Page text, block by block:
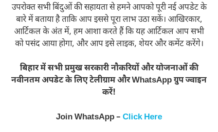
उपरोक्त सभी बिंदुओं की सहायता से हमने आपको पूरी नई अपडेट के
बारे में बताया है ताकि आप इससे पूरा लाभ उठा सकें। आखिरकार,
आर्टिकल के अंत में, हम आशा करते हैं कि यह आर्टिकल आप सभी
को पसंद आया होगा, और आप इसे लाइक, शेयर और कमेंट करेंगे।
बिहार में सभी प्रमुख सरकारी नौकरियों और योजनाओं की
नवीनतम अपडेट के लिए टेलीग्राम और WhatsApp ग्रुप ज्वाइन
करें!
Join WhatsApp – Click Here